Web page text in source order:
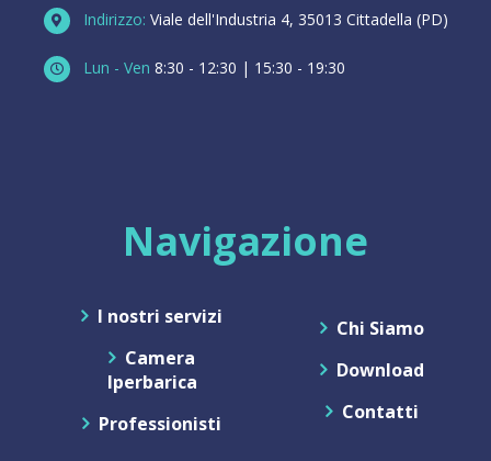
Indirizzo: Viale dell'Industria 4, 35013 Cittadella (PD)
Lun - Ven 8:30 - 12:30 | 15:30 - 19:30
Navigazione
I nostri servizi
Camera
Iperbarica
Professionisti
Chi Siamo
Download
Contatti